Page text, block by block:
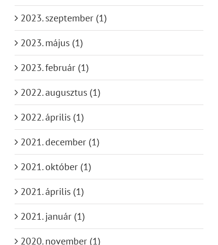
2023. szeptember (1)
2023. május (1)
2023. február (1)
2022. augusztus (1)
2022. április (1)
2021. december (1)
2021. október (1)
2021. április (1)
2021. január (1)
2020. november (1)